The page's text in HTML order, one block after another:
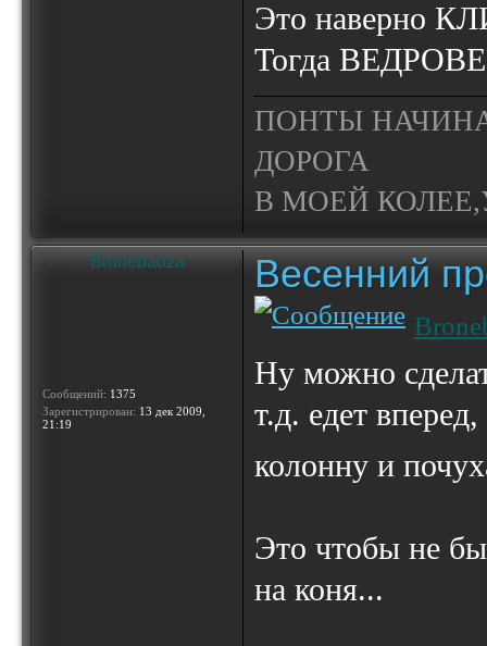
Это наверно
Тогда
ПОНТЫ
ДОРОГА
В МОЕЙ
Bronebadza
Сообщений: 1375
Зарегистрирован: 13 дек 2009,
21:19
Весенний
Ну можно
т.д. едет
колонну и
Это чтобы не
на коня...